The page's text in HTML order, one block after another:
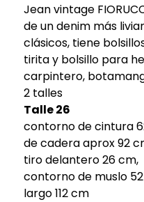
Jean vintage
de un denim más
clásicos, tiene
tirita y bolsillo para
carpintero,
2 talles
Talle 26
contorno de cintura
de cadera aprox 92
tiro delantero 26 cm,
contorno de muslo
largo 112 cm